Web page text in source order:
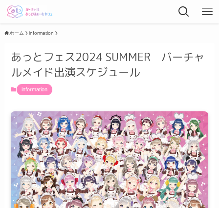
ホーム information
あっとフェス2024 SUMMER バーチャ
ルメイド出演スケジュール
information